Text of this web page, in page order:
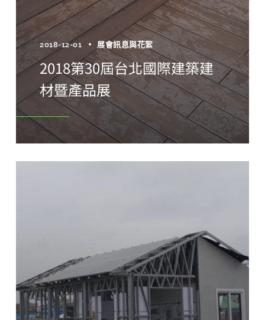
2018-12-01 展會訊息與花絮
2018第30屆台北國際建築建
材暨產品展